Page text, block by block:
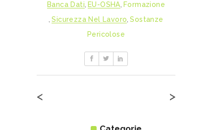
Banca Dati EU-OSHA Formazione
Sicurezza Nel Lavoro Sostanze
Pericolose
< >